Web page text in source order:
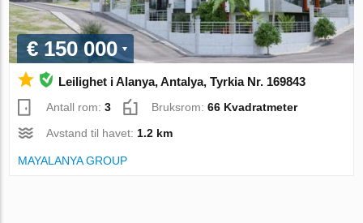
€ 150 000
Leilighet i Alanya, Antalya, Tyrkia Nr. 169843
Antall rom:3 Bruksrom:66 Kvadratmeter
Avstand til havet: 1.2 km
MAYALANYA GROUP